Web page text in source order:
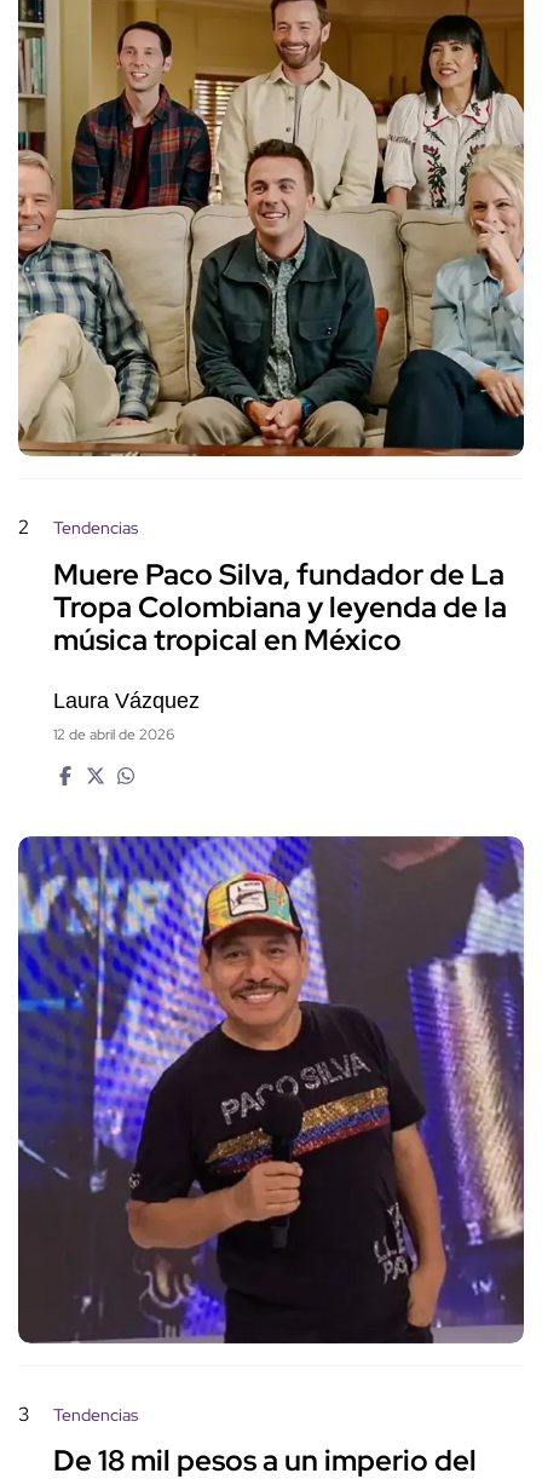
2 Tendencias
Muere Paco Silva, fundador de La
Tropa Colombiana y leyenda de la
música tropical en México
Laura Vázquez
12 de abril de 2026
3 Tendencias
De 18 mil pesos a un imperio del